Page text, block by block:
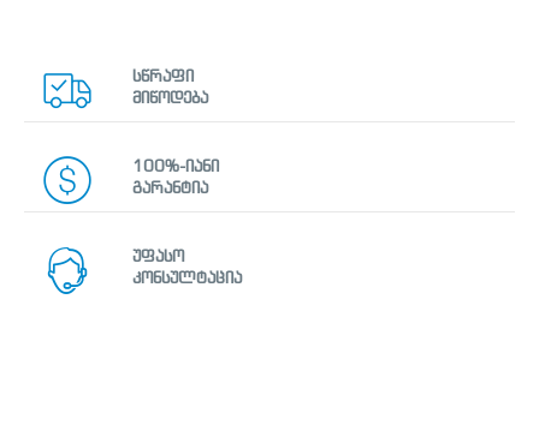
სწრაფი
მიწოდება
100%-იანი
გარანტია
უფასო
კონსულტაცია